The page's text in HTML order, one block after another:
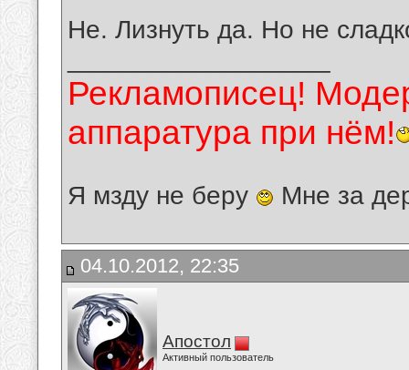
Не. Лизнуть да. Но не
Рекламописец!
аппаратура при нём!
Я мзду не беру Мне за
04.10.2012, 22:35
Апостол
Активный пользователь